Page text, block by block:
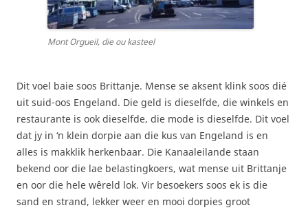
Mont Orgueil, die ou kasteel
Dit voel baie soos Brittanje. Mense se aksent klink soos dié
uit suid-oos Engeland. Die geld is dieselfde, die winkels en
restaurante is ook dieselfde, die mode is dieselfde. Dit voel
dat jy in ‘n klein dorpie aan die kus van Engeland is en
alles is makklik herkenbaar. Die Kanaaleilande staan
bekend oor die lae belastingkoers, wat mense uit Brittanje
en oor die hele wêreld lok. Vir besoekers soos ek is die
sand en strand, lekker weer en mooi dorpies groot